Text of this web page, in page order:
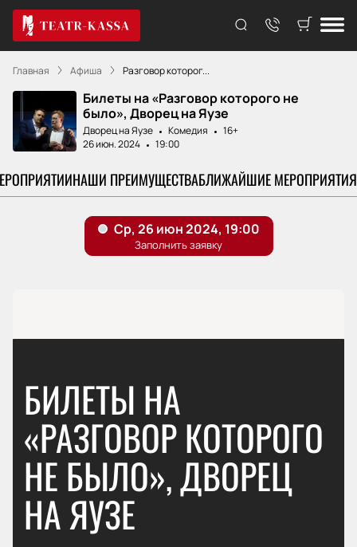
Главная Афиша Разговор которог...
Билеты на «Разговор которого не
было», Дворец на Яузе
Дворец на Яузе Комедия
16+
26 июн. 2024
19:00
НАШИ ПРЕИМУЩЕСТВАБЛИЖАЙШИЕ МЕРОПРИЯТИЯ
БИЛЕТЫ НА
«РАЗГОВОР КОТОРОГО
НЕ БЫЛО», ДВОРЕЦ
НА ЯУЗЕ